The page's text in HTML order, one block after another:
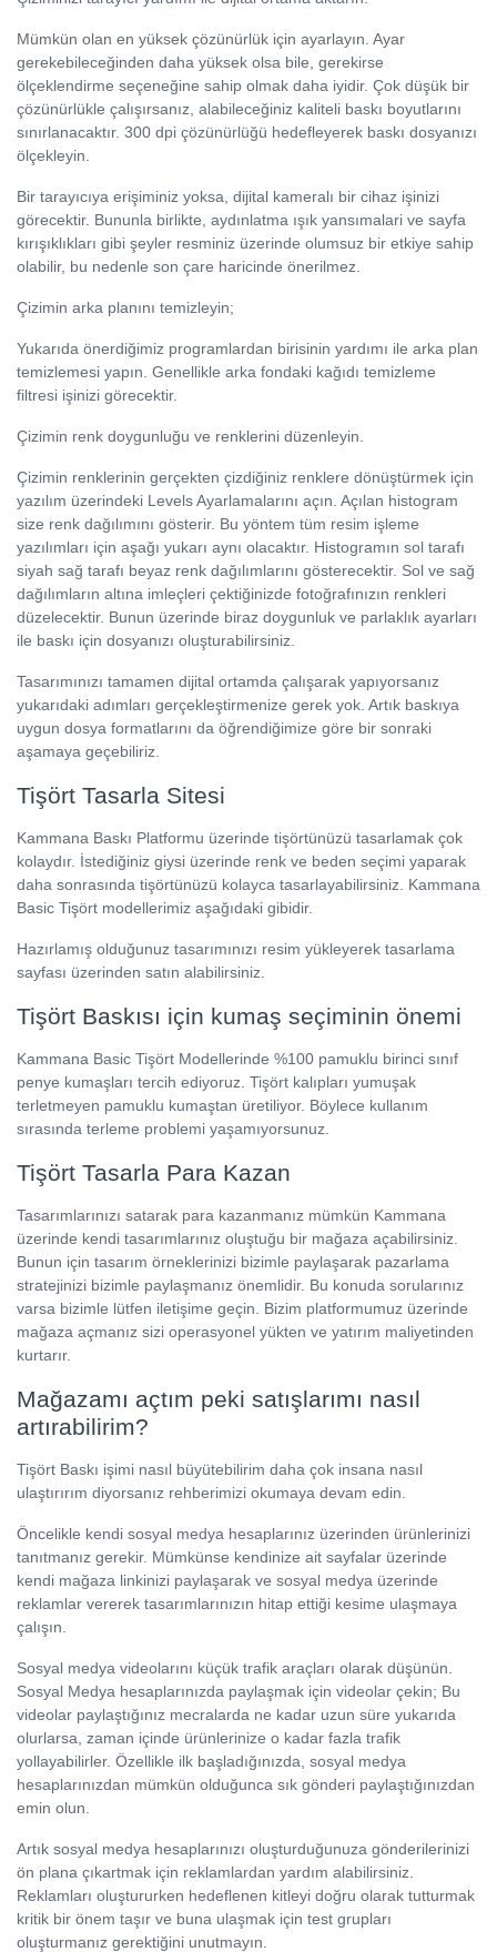
Mümkün olan en yüksek çözünürlük için ayarlayın. Ayar
gerekebileceğinden daha yüksek olsa bile, gerekirse
ölçeklendirme seçeneğine sahip olmak daha iyidir. Çok düşük bir
çözünürlükle çalışırsanız, alabileceğiniz kaliteli baskı boyutlarını
sınırlanacaktır. 300 dpi çözünürlüğü hedefleyerek baskı dosyanızı
ölçekleyin.
Bir tarayıcıya erişiminiz yoksa, dijital kameralı bir cihaz işinizi
görecektir. Bununla birlikte, aydınlatma ışık yansımalari ve sayfa
kırışıklıkları gibi şeyler resminiz üzerinde olumsuz bir etkiye sahip
olabilir, bu nedenle son çare haricinde önerilmez.
Çizimin arka planını temizleyin;
Yukarıda önerdiğimiz programlardan birisinin yardımı ile arka plan
temizlemesi yapın. Genellikle arka fondaki kağıdı temizleme
filtresi işinizi görecektir.
Çizimin renk doygunluğu ve renklerini düzenleyin.
Çizimin renklerinin gerçekten çizdiğiniz renklere dönüştürmek için
yazılım üzerindeki Levels Ayarlamalarını açın. Açılan histogram
size renk dağılımını gösterir. Bu yöntem tüm resim işleme
yazılımları için aşağı yukarı aynı olacaktır. Histogramın sol tarafı
siyah sağ tarafı beyaz renk dağılımlarını gösterecektir. Sol ve sağ
dağılımların altına imleçleri çektiğinizde fotoğrafınızın renkleri
düzelecektir. Bunun üzerinde biraz doygunluk ve parlaklık ayarları
ile baskı için dosyanızı oluşturabilirsiniz.
Tasarımınızı tamamen dijital ortamda çalışarak yapıyorsanız
yukarıdaki adımları gerçekleştirmenize gerek yok. Artık baskıya
uygun dosya formatlarını da öğrendiğimize göre bir sonraki
aşamaya geçebiliriz.
Tişört Tasarla Sitesi
Kammana Baskı Platformu üzerinde tişörtünüzü tasarlamak çok
kolaydır. İstediğiniz giysi üzerinde renk ve beden seçimi yaparak
daha sonrasında tişörtünüzü kolayca tasarlayabilirsiniz. Kammana
Basic Tişört modellerimiz aşağıdaki gibidir.
Hazırlamış olduğunuz tasarımınızı resim yükleyerek tasarlama
sayfası üzerinden satın alabilirsiniz.
Tişört Baskısı için kumaş seçiminin önemi
Kammana Basic Tişört Modellerinde %100 pamuklu birinci sınıf
penye kumaşları tercih ediyoruz. Tişört kalıpları yumuşak
terletmeyen pamuklu kumaştan üretiliyor. Böylece kullanım
sırasında terleme problemi yaşamıyorsunuz.
Tişört Tasarla Para Kazan
Tasarımlarınızı satarak para kazanmanız mümkün Kammana
üzerinde kendi tasarımlarınız oluştuğu bir mağaza açabilirsiniz.
Bunun için tasarım örneklerinizi bizimle paylaşarak pazarlama
stratejinizi bizimle paylaşmanız önemlidir. Bu konuda sorularınız
varsa bizimle lütfen iletişime geçin. Bizim platformumuz üzerinde
mağaza açmanız sizi operasyonel yükten ve yatırım maliyetinden
kurtarır.
Mağazamı açtım peki satışlarımı nasıl
artırabilirim?
Tişört Baskı işimi nasıl büyütebilirim daha çok insana nasıl
ulaştırırım diyorsanız rehberimizi okumaya devam edin.
Öncelikle kendi sosyal medya hesaplarınız üzerinden ürünlerinizi
tanıtmanız gerekir. Mümkünse kendinize ait sayfalar üzerinde
kendi mağaza linkinizi paylaşarak ve sosyal medya üzerinde
reklamlar vererek tasarımlarınızın hitap ettiği kesime ulaşmaya
çalışın.
Sosyal medya videolarını küçük trafik araçları olarak düşünün.
Sosyal Medya hesaplarınızda paylaşmak için videolar çekin; Bu
videolar paylaştığınız mecralarda ne kadar uzun süre yukarıda
olurlarsa, zaman içinde ürünlerinize o kadar fazla trafik
yollayabilirler. Özellikle ilk başladığınızda, sosyal medya
hesaplarınızdan mümkün olduğunca sık gönderi paylaştığınızdan
emin olun.
Artık sosyal medya hesaplarınızı oluşturduğunuza gönderilerinizi
ön plana çıkartmak için reklamlardan yardım alabilirsiniz.
Reklamları oluştururken hedeflenen kitleyi doğru olarak tutturmak
kritik bir önem taşır ve buna ulaşmak için test grupları
oluşturmanız gerektiğini unutmayın.